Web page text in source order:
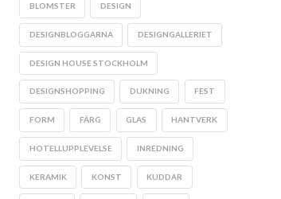
BLOMSTER DESIGN
DESIGNBLOGGARNA DESIGNGALLERIET
DESIGN HOUSE STOCKHOLM
DESIGNSHOPPING DUKNING FEST
FORM FÄRG GLAS HANTVERK
HOTELLUPPLEVELSE INREDNING
KERAMIK KONST KUDDAR